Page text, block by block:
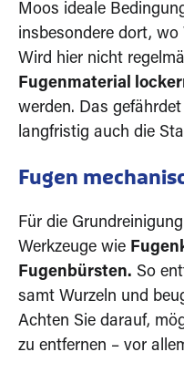
Moos ideale
insbesondere dort,
Wird hier nicht
Fugenmaterial
werden. Das
langfristig auch die
Fugen
Für die
Werkzeuge wie
Fugenbürsten. So
samt Wurzeln und
Achten Sie darauf,
zu entfernen – vor